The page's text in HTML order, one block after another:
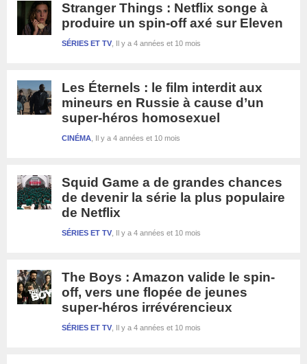
Stranger Things : Netflix songe à
produire un spin-off axé sur Eleven
Il y a 4 années et 10 mois
SÉRIES ET TV
Les Éternels : le film interdit aux
mineurs en Russie à cause d’un
super-héros homosexuel
Il y a 4 années et 10 mois
CINÉMA
Squid Game a de grandes chances
de devenir la série la plus populaire
de Netflix
Il y a 4 années et 10 mois
SÉRIES ET TV
The Boys : Amazon valide le spin-
off, vers une flopée de jeunes
super-héros irrévérencieux
Il y a 4 années et 10 mois
SÉRIES ET TV